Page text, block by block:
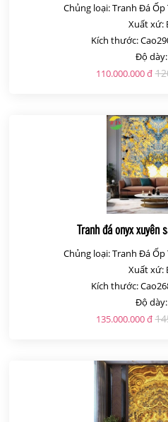
Chủng loại: Tranh Đá
Xuất xứ:
Kích thước:
Độ dày:
110.000.000 đ
Tranh đá onyx xuyên
Chủng loại: Tranh Đá
Xuất xứ:
Kích thước:
Độ dày:
135.000.000 đ